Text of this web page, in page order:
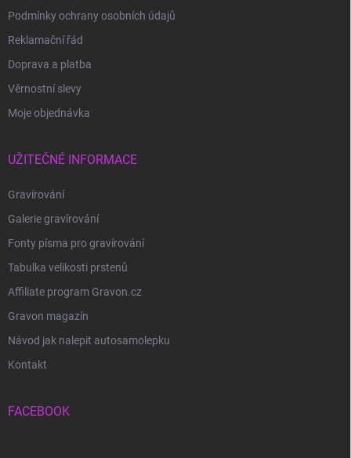
Podmínky ochrany osobních údajů
Reklamační řád
Doprava a platba
Věrnostní slevy
Moje objednávka
UŽITEČNÉ INFORMACE
Gravírování
Galerie gravírování
Fonty písma pro gravírování
Tabulka velikosti prstenů
Affiliate program Gravon.cz
Gravon magazín
Návod jak nalepit autosamolepku
Kontakt
FACEBOOK